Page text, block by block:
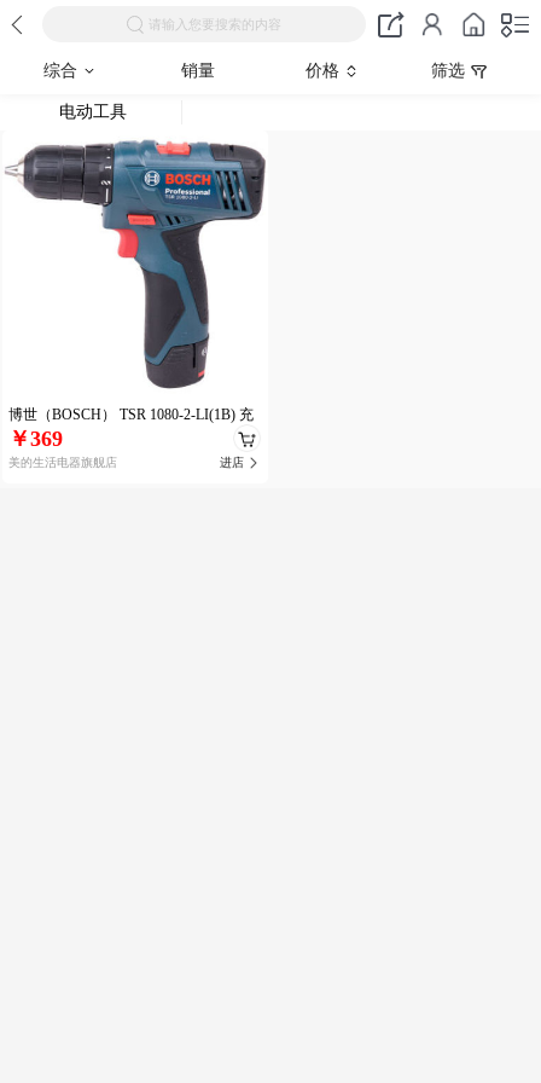
请输入您要搜索的内容
综合 销量 价格 筛选
电动工具
博世（BOSCH） TSR 1080-2-LI(1B) 充
电
￥369
进店
美的生活电器旗舰店